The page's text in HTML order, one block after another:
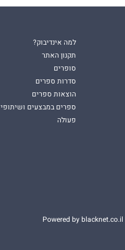
למה אינדיבוק?
תקנון האתר
סופרים
סדרות ספרים
הוצאות ספרים
ספרים במבצעים ושיתופי
פעולה
Powered by blacknet.co.il